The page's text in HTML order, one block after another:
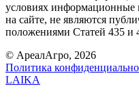
условиях
на сайте, не являются
положениями Статей 435 и
© АреалАгро, 2026
Политика
LAIKA